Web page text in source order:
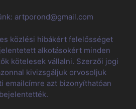
artporond@gmail.com
közlési hibákért felelősséget
alkotásokért minden
kötelesek vállalni. Szerzői jogi
kivizsgáljuk orvosoljuk
emailcímre azt bizonyíthatóan
bejelentették.